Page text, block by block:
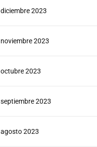
diciembre 2023
noviembre 2023
octubre 2023
septiembre 2023
agosto 2023